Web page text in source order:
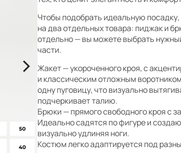
>
Чтобы подобрать идеальную
на два отдельных товара: пиджак и
отдельно — вы можете выбрать
части.
Жакет — укороченного кроя, с
и классическим отложным
одну пуговицу, что визуально
подчеркивает талию.
Брюки — прямого свободного кроя с
Идеально садятся по фигуре и
визуально удлиняя ноги.
Костюм легко адаптируется под